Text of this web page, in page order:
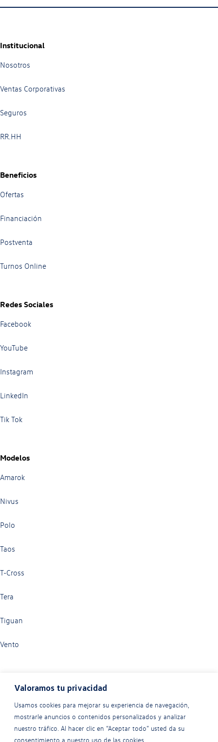
Valoramos tu privacidad
Usamos cookies para mejorar su experiencia de navegación,
mostrarle anuncios o contenidos personalizados y analizar
nuestro tráfico. Al hacer clic en “Aceptar todo” usted da su
consentimiento a nuestro uso de las cookies.
Institucional
Nosotros
Ventas Corporativas
Seguros
RR.HH
Beneficios
Ofertas
Financiación
Postventa
Turnos Online
Redes Sociales
Facebook
YouTube
Instagram
LinkedIn
Tik Tok
Modelos
Amarok
Nivus
Polo
Taos
T-Cross
Tera
Tiguan
Vento